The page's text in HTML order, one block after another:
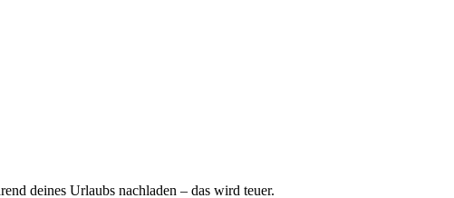
deines Urlaubs nachladen – das wird teuer.